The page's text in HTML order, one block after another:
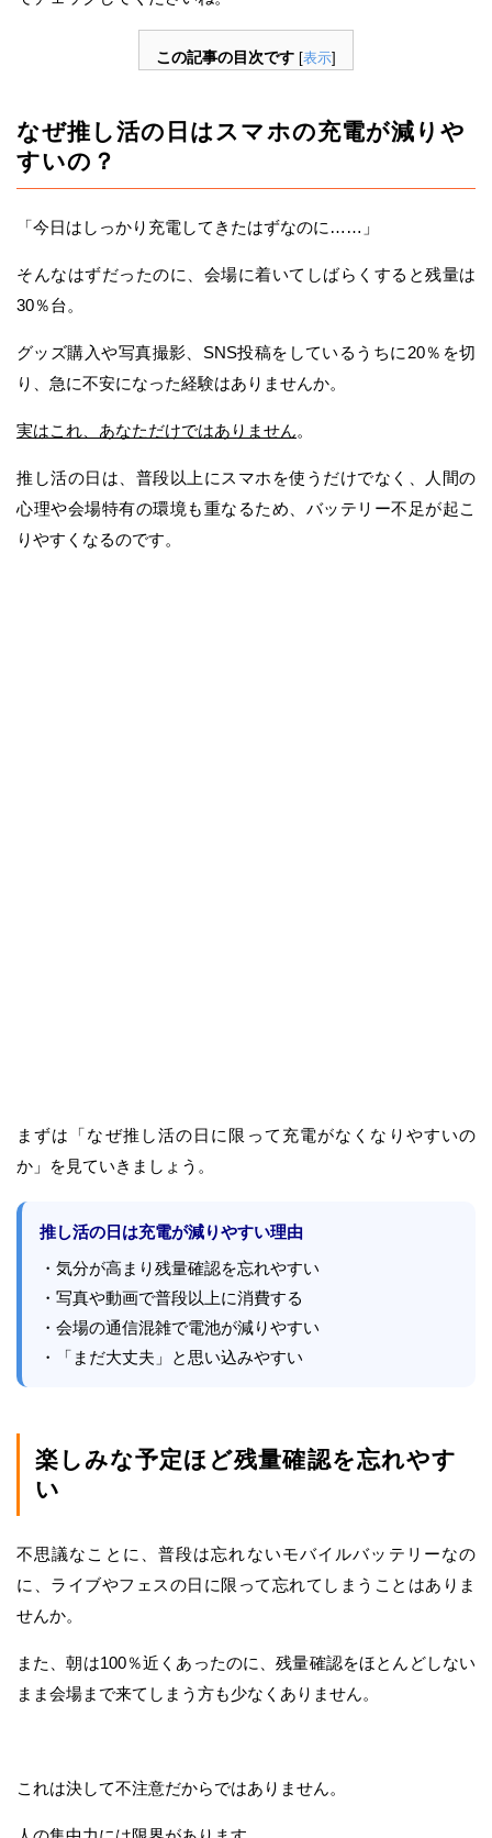
この記事の目次です [表示]
なぜ推し活の日はスマホの充電が減りや
すいの？
「今日はしっかり充電してきたはずなのに……」
そんなはずだったのに、会場に着いてしばらくすると残量は
30％台。
グッズ購入や写真撮影、SNS投稿をしているうちに20％を切
り、急に不安になった経験はありませんか。
実はこれ、あなただけではありません。
推し活の日は、普段以上にスマホを使うだけでなく、人間の
心理や会場特有の環境も重なるため、バッテリー不足が起こ
りやすくなるのです。
まずは「なぜ推し活の日に限って充電がなくなりやすいの
か」を見ていきましょう。
推し活の日は充電が減りやすい理由
・気分が高まり残量確認を忘れやすい
・写真や動画で普段以上に消費する
・会場の通信混雑で電池が減りやすい
・「まだ大丈夫」と思い込みやすい
楽しみな予定ほど残量確認を忘れやす
い
不思議なことに、普段は忘れないモバイルバッテリーなの
に、ライブやフェスの日に限って忘れてしまうことはありま
せんか。
また、朝は100％近くあったのに、残量確認をほとんどしない
まま会場まで来てしまう方も少なくありません。
これは決して不注意だからではありません。